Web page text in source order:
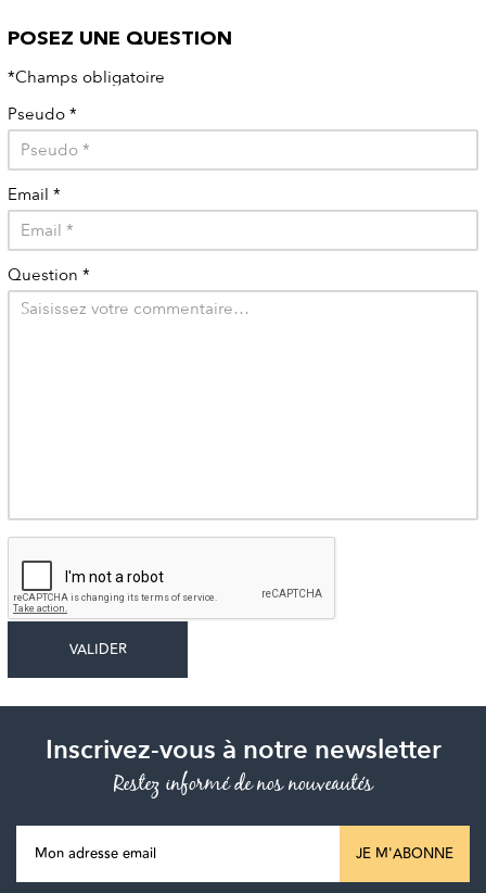
POSEZ UNE QUESTION
*Champs obligatoire
Pseudo *
Email *
Question *
Inscrivez-vous à notre newsletter
Restez informé de nos nouveautés
JE M'ABONNE